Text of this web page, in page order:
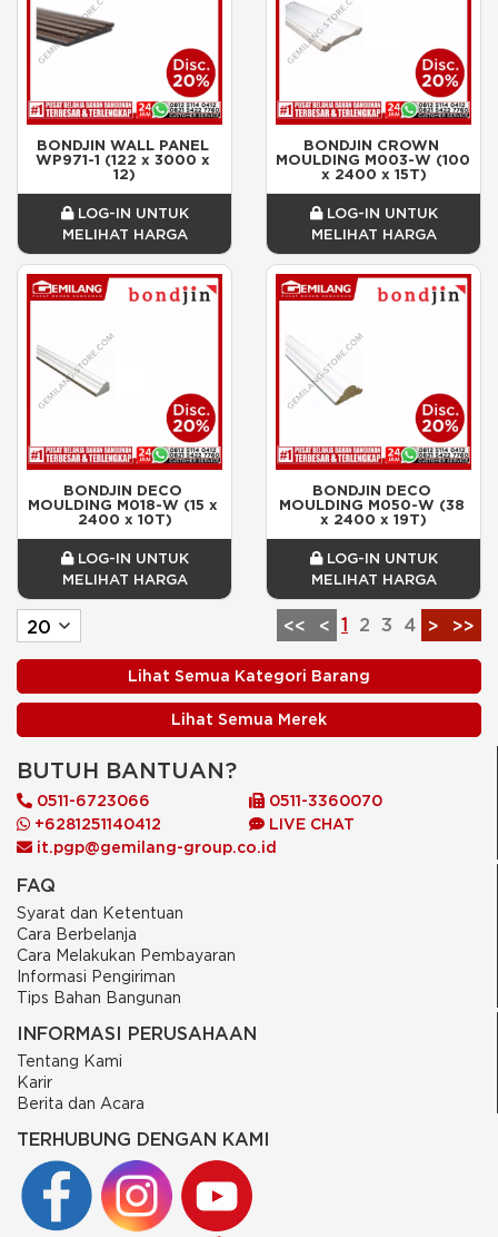
BONDJIN WALL PANEL
WP971-1 (122 x 3000 x
12)
LOG-IN UNTUK
MELIHAT HARGA
BONDJIN CROWN
MOULDING M003-W (100
x 2400 x 15T)
LOG-IN UNTUK
MELIHAT HARGA
BONDJIN DECO
MOULDING M018-W (15 x
2400 x 10T)
LOG-IN UNTUK
MELIHAT HARGA
BONDJIN DECO
MOULDING M050-W (38
x 2400 x 19T)
LOG-IN UNTUK
MELIHAT HARGA
<< < 1 2 3 4 > >>
Lihat Semua Kategori Barang
Lihat Semua Merek
BUTUH BANTUAN?
0511-6723066
0511-3360070
+6281251140412
LIVE CHAT
it.pgp@gemilang-group.co.id
FAQ
Syarat dan Ketentuan
Cara Berbelanja
Cara Melakukan Pembayaran
Informasi Pengiriman
Tips Bahan Bangunan
INFORMASI PERUSAHAAN
Tentang Kami
Karir
Berita dan Acara
TERHUBUNG DENGAN KAMI